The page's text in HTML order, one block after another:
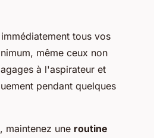
tous vos
même ceux non
à l'aspirateur et
pendant quelques
maintenez une routine